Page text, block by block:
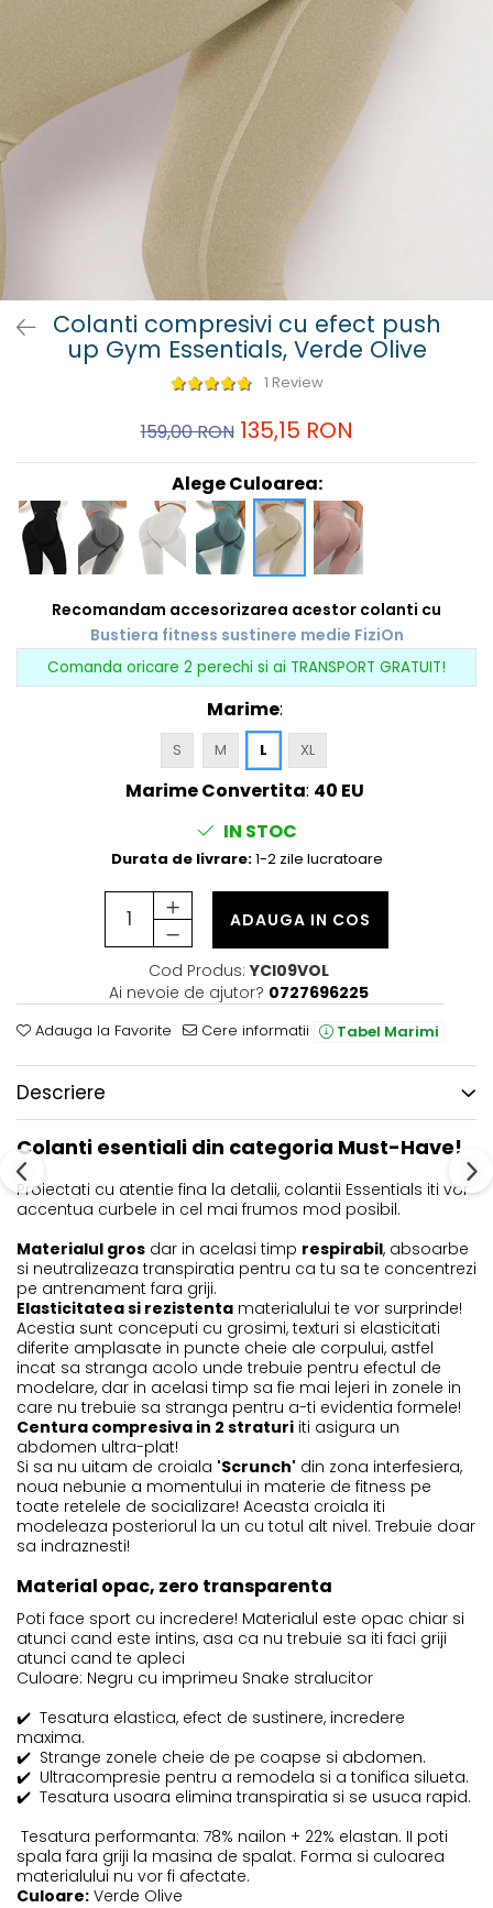
Colanti compresivi cu efect push
up Gym Essentials, Verde Olive
1 Review
159,00 RON 135,15 RON
Alege Culoarea:
Recomandam accesorizarea acestor colanti cu
Bustiera fitness sustinere medie FiziOn
Comanda oricare 2 perechi si ai TRANSPORT GRATUIT!
Marime:
S M L XL
Marime Convertita: 40 EU
IN STOC
Durata de livrare:1-2 zile lucratoare
ADAUGA IN COS
Cod Produs: YCI09VOL
Ai nevoie de ajutor? 0727696225
Adauga la Favorite Cere informatii Tabel Marimi
Descriere
Colanti esentiali din categoria Must-Have!
Proiectati cu atentie fina la detalii, colantii Essentials iti vor
accentua curbele in cel mai frumos mod posibil.
Materialul gros dar in acelasi timp respirabil, absoarbe
si neutralizeaza transpiratia pentru ca tu sa te concentrezi
pe antrenament fara griji.
Elasticitatea si rezistenta materialului te vor surprinde!
Acestia sunt conceputi cu grosimi, texturi si elasticitati
diferite amplasate in puncte cheie ale corpului, astfel
incat sa stranga acolo unde trebuie pentru efectul de
modelare, dar in acelasi timp sa fie mai lejeri in zonele in
care nu trebuie sa stranga pentru a-ti evidentia formele!
Centura compresiva in 2 straturi iti asigura un
abdomen ultra-plat!
Si sa nu uitam de croiala 'Scrunch' din zona interfesiera,
noua nebunie a momentului in materie de fitness pe
toate retelele de socializare! Aceasta croiala iti
modeleaza posteriorul la un cu totul alt nivel. Trebuie doar
sa indraznesti!
Material opac, zero transparenta
Poti face sport cu incredere! Materialul este opac chiar si
atunci cand este intins, asa ca nu trebuie sa iti faci griji
atunci cand te apleci
Culoare: Negru cu imprimeu Snake stralucitor
✔️ Tesatura elastica, efect de sustinere, incredere
maxima.
✔️ Strange zonele cheie de pe coapse si abdomen.
✔️ Ultracompresie pentru a remodela si a tonifica silueta.
✔️ Tesatura usoara elimina transpiratia si se usuca rapid.
Tesatura performanta: 78% nailon + 22% elastan. II poti
spala fara griji la masina de spalat. Forma si culoarea
materialului nu vor fi afectate.
Culoare: Verde Olive